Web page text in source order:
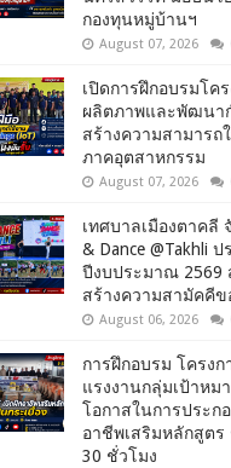
กองทุนหมู่บ้านฯ
August 07, 2026
เปิดการฝึกอบรมโค
ผลิตภาพและพัฒนา
สร้างความสามาร
ภาคอุตสาหกรรม
August 07, 2026
เทศบาลเมืองตาคลี
& Dance @Takhli ป
ปีงบประมาณ 2569
สร้างความสามัคคี
August 06, 2026
การฝึกอบรม โครงก
แรงงานกลุ่มเป้าหม
โอกาสในการประก
อาชีพเสริมหลักสูตร
30 ชั่วโมง